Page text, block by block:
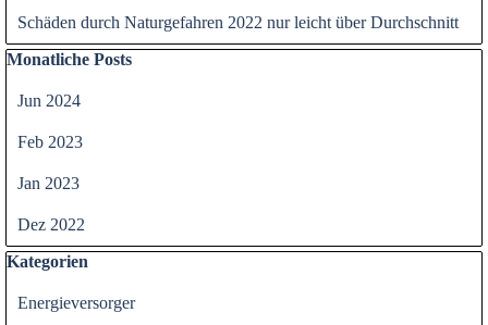
Schäden durch Naturgefahren 2022 nur leicht über Durchschnitt
Block überspringen Monatliche Posts
Monatliche Posts
Jun 2024
Feb 2023
Jan 2023
Dez 2022
Block überspringen Kategorien
Kategorien
Energieversorger